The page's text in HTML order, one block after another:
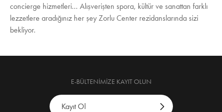
concierge hizmetleri... Alışverişten spora, kültür ve sanattan farklı
lezzetlere aradığınız her şey Zorlu Center rezidanslarında sizi
bekliyor.
E-BÜLTENIMIZE KAYIT OLUN